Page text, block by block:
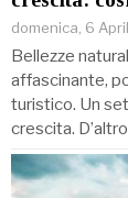
domenica, 6
Bellezze
affascinante,
turistico. Un
crescita.